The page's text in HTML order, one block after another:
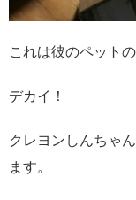
これは彼のペット
デカイ！
クレヨンしんちゃ
ます。